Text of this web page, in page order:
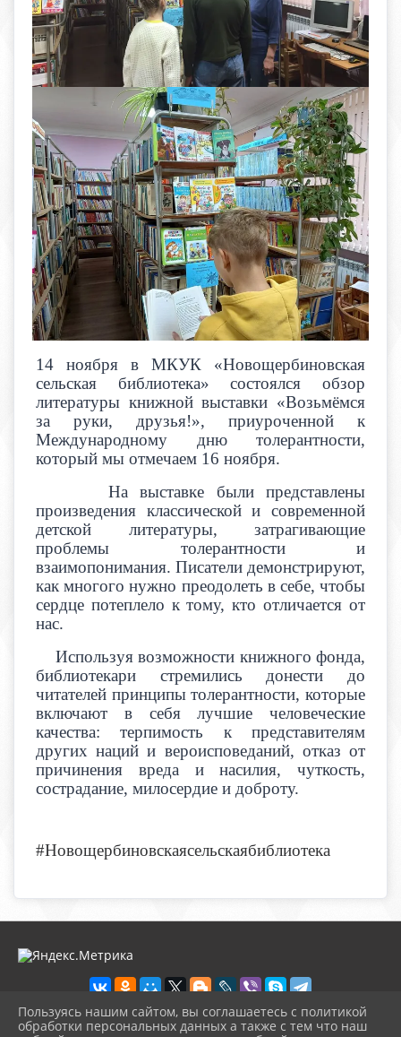
14 ноября в МКУК «Новощербиновская
сельская библиотека» состоялся обзор
литературы книжной выставки «Возьмёмся
за руки, друзья!», приуроченной к
Международному дню толерантности,
который мы отмечаем 16 ноября.
На выставке были представлены
произведения классической и современной
детской литературы, затрагивающие
проблемы толерантности и
взаимопонимания. Писатели демонстрируют,
как многого нужно преодолеть в себе, чтобы
сердце потеплело к тому, кто отличается от
нас.
Используя возможности книжного фонда,
библиотекари стремились донести до
читателей принципы толерантности, которые
включают в себя лучшие человеческие
качества: терпимость к представителям
других наций и вероисповеданий, отказ от
причинения вреда и насилия, чуткость,
сострадание, милосердие и доброту.
#Новощербиновскаясельскаябиблиотека
Пользуясь нашим сайтом, вы соглашаетесь с политикой
обработки персональных данных а также с тем что наш